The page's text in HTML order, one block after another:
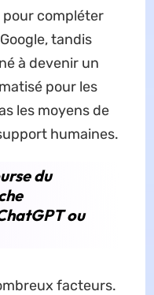
pour compléter
tandis
à devenir un
pour les
les moyens de
humaines.
du
ou
facteurs.